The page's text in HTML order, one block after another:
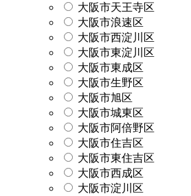
大阪市天王寺区
大阪市浪速区
大阪市西淀川区
大阪市東淀川区
大阪市東成区
大阪市生野区
大阪市旭区
大阪市城東区
大阪市阿倍野区
大阪市住吉区
大阪市東住吉区
大阪市西成区
大阪市淀川区